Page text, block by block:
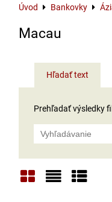
Úvod Bankovky
Macau
Hľadať text
Prehľadať výsledky